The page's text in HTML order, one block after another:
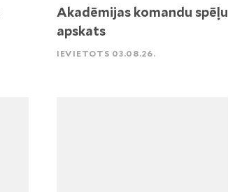
Akadēmijas komandu spēļu
apskats
IEVIETOTS 03.08.26.